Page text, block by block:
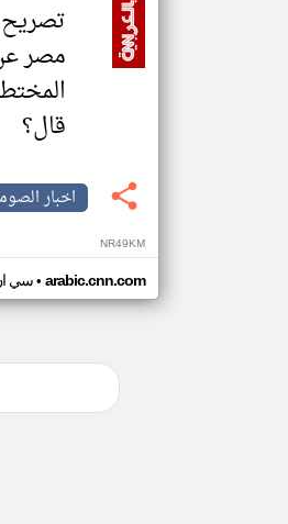
مصر
قال؟
اخبار
NR49KM
سي• arabic.cnn.com